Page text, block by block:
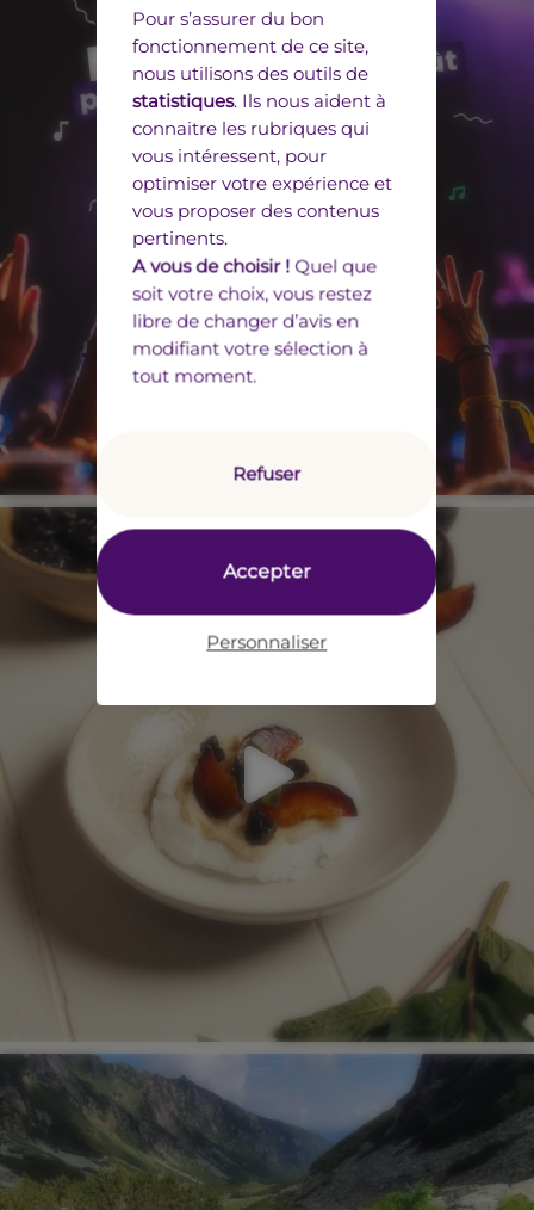
Pour s’assurer du bon
fonctionnement de ce site,
nous utilisons des outils de
statistiques. Ils nous aident à
connaitre les rubriques qui
vous intéressent, pour
optimiser votre expérience et
vous proposer des contenus
pertinents.
A vous de choisir !Quel que
soit votre choix, vous restez
libre de changer d’avis en
modifiant votre sélection à
tout moment.
Accepter
Refuser
Personnaliser